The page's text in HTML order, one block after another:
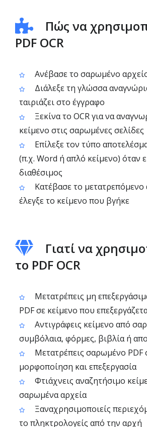
Πώς να
PDF OCR
Ανέβασε το σαρωμένο
Διάλεξε τη γλώσσα
ταιριάζει στο έγγραφο
Ξεκίνα το OCR για να
κείμενο στις σαρωμένες σελίδες
Επίλεξε τον τύπο
(π.χ. Word ή απλό κείμενο) όταν
διαθέσιμος
Κατέβασε το μετατρεπόμενο
έλεγξε το κείμενο που βγήκε
Γιατί να
το PDF OCR
Μετατρέπεις μη
PDF σε κείμενο που
Αντιγράφεις κείμενο από
συμβόλαια, φόρμες, βιβλία ή
Μετατρέπεις σαρωμένο PDF
μορφοποίηση και επεξεργασία
Φτιάχνεις αναζητήσιμο
σαρωμένα αρχεία
Ξαναχρησιμοποιείς
το πληκτρολογείς από την αρχή